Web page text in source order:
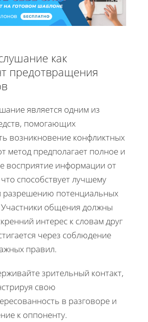
как
предотвращения
является одним из
помогающих
возникновение конфликтных
метод предполагает полное и
восприятие информации от
способствует лучшему
потенциальных
Участники общения должны
интерес к словам друг
через соблюдение
правил.
зрительный контакт,
свою
в разговоре и
к оппоненту.